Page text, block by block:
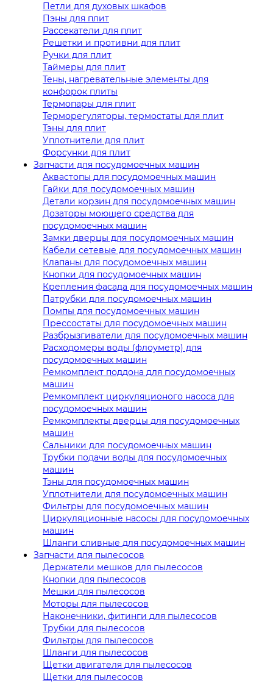
Петли для духовых шкафов
Пэны для плит
Рассекатели для плит
Решетки и противни для плит
Ручки для плит
Таймеры для плит
Тены, нагревательные элементы для
конфорок плиты
Термопары для плит
Терморегуляторы, термостаты для плит
Тэны для плит
Уплотнители для плит
Форсунки для плит
Запчасти для посудомоечных машин
Аквастопы для посудомоечных машин
Гайки для посудомоечных машин
Детали корзин для посудомоечных машин
Дозаторы моющего средства для
посудомоечных машин
Замки дверцы для посудомоечных машин
Кабели сетевые для посудомоечных машин
Клапаны для посудомоечных машин
Кнопки для посудомоечных машин
Крепления фасада для посудомоечных машин
Патрубки для посудомоечных машин
Помпы для посудомоечных машин
Прессостаты для посудомоечных машин
Разбрызгиватели для посудомоечных машин
Расходомеры воды (флоуметр) для
посудомоечных машин
Ремкомплект поддона для посудомоечных
машин
Ремкомплект циркуляционого насоса для
посудомоечных машин
Ремкомплекты дверцы для посудомоечных
машин
Сальники для посудомоечных машин
Трубки подачи воды для посудомоечных
машин
Тэны для посудомоечных машин
Уплотнители для посудомоечных машин
Фильтры для посудомоечных машин
Циркуляционные насосы для посудомоечных
машин
Шланги сливные для посудомоечных машин
Запчасти для пылесосов
Держатели мешков для пылесосов
Кнопки для пылесосов
Мешки для пылесосов
Моторы для пылесосов
Наконечники, фитинги для пылесосов
Трубки для пылесосов
Фильтры для пылесосов
Шланги для пылесосов
Щетки двигателя для пылесосов
Щетки для пылесосов